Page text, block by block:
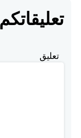
تعليقاتكم
تعليق